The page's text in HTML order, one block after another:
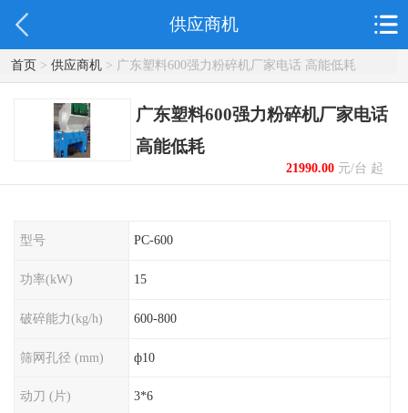
供应商机
首页> 供应商机> 广东塑料600强力粉碎机厂家电话 高能低耗
广东塑料600强力粉碎机厂家电话
高能低耗
21990.00元/台 起
型号 PC-600
功率(kW) 15
破碎能力(kg/h) 600-800
筛网孔径 (mm) ф10
动刀 (片) 3*6